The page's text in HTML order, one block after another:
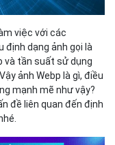
việc với các
định dạng ảnh gọi là
và tần suất sử dụng
ảnh Webp là gì, điều
mạnh mẽ như vậy?
đề liên quan đến định